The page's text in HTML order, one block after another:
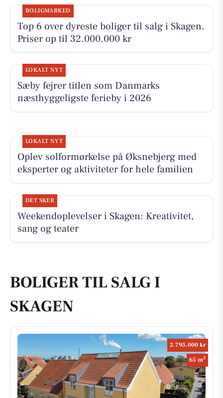
BOLIGMARKED
Top 6 over dyreste boliger til salg i Skagen.
Priser op til 32.000.000 kr
LOKALT NYT
Sæby fejrer titlen som Danmarks
næsthyggeligste ferieby i 2026
LOKALT NYT
Oplev solformørkelse på Øksnebjerg med
eksperter og aktiviteter for hele familien
DET SKER
Weekendoplevelser i Skagen: Kreativitet,
sang og teater
BOLIGER TIL SALG I
SKAGEN
2.795.000 kr
65 m2